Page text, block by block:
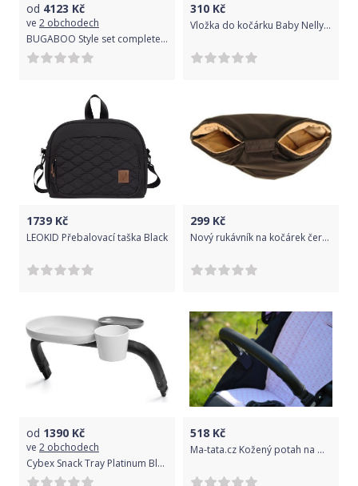
od 4123 Kč
ve 2 obchodech
BUGABOO Style set complete Ant Grey Melange - Grey Melange
310 Kč
Vložka do kočárku Baby Nellys ® - růžová
1739 Kč
LEOKID Přebalovací taška Black
299 Kč
Nový rukávník na kočárek černo béžový Kaarsgaren
od 1390 Kč
ve 2 obchodech
Cybex Snack Tray Platinum Black 2019-20
518 Kč
Ma-tata.cz Kožený potah na madlo kočárku - dítě Značka kočárku: Baby Jogger, Barva: krémová, Model kočárku: City Elite